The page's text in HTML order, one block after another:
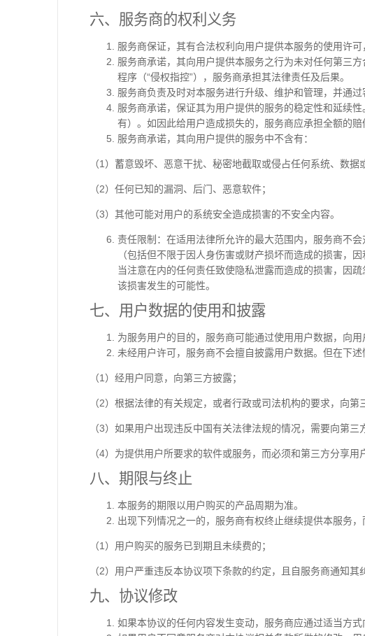
六、服务商的权利义务
服务商保证，其有合法权利向用户提供本服务的使用许可
服务商承诺，其向用户提供本服务之行为未对任何第三
程序（“侵权指控”），服务商承担其法律责任及后果。
服务商负责及时对本服务进行升级、维护和管理，并通
服务商承诺，保证其为用户提供的服务的稳定性和延续
有）。如因此给用户造成损失的，服务商应承担全额的赔
服务商承诺，其向用户提供的服务中不含有：
（1）蓄意毁坏、恶意干扰、秘密地截取或侵占任何系统、数
（2）任何已知的漏洞、后门、恶意软件；
（3）其他可能对用户的系统安全造成损害的不安全内容。
责任限制：在适用法律所允许的最大范围内，服务商不
（包括但不限于因人身伤害或财产损坏而造成的损害，
当注意在内的任何责任致使隐私泄露而造成的损害，因
该损害发生的可能性。
七、用户数据的使用和披露
为服务用户的目的，服务商可能通过使用用户数据，向
未经用户许可，服务商不会擅自披露用户数据。但在下
（1）经用户同意，向第三方披露；
（2）根据法律的有关规定，或者行政或司法机构的要求，向第
（3）如果用户出现违反中国有关法律法规的情况，需要向第三
（4）为提供用户所要求的软件或服务，而必须和第三方分享用
八、期限与终止
本服务的期限以用户购买的产品周期为准。
出现下列情况之一的，服务商有权终止继续提供本服务，
（1）用户购买的服务已到期且未续费的；
（2）用户严重违反本协议项下条款的约定，且自服务商通知其
九、协议修改
如果本协议的任何内容发生变动，服务商应通过适当方式